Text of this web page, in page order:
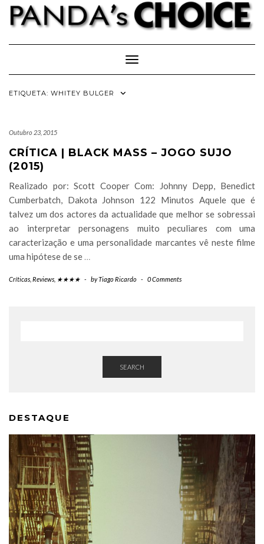
Skip
content
Toggle Navigation
ETIQUETA: WHITEY BULGER
Outubro 23, 2015
CRÍTICA | BLACK MASS – JOGO SUJO
(2015)
Realizado por: Scott Cooper Com: Johnny Depp, Benedict
Cumberbatch, Dakota Johnson 122 Minutos Aquele que é
talvez um dos actores da actualidade que melhor se sobressai
ao interpretar personagens muito peculiares com uma
caracterização e uma personalidade marcantes vê neste filme
uma hipótese de se …
Críticas Reviews ★★★★ - byTiago Ricardo - 0 Comments
SEARCH
DESTAQUE